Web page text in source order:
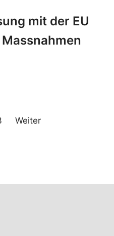
mit der EU
Weiter